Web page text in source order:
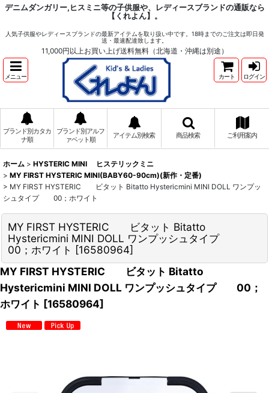
デニムダンガリー,ヒスミニ等の子供服や、レディースブランドの通販なら
【くれよん】。
人気子供服やレディースブランドの最新アイテムを取り扱い中です。18時までのご注文は即日発
送・最速配達致します。
11,000円以上お買い上げ送料無料（北海道・沖縄は別途）
メニュー カート ログイン
ブランド別カタカ
ナ順
ブランド別アルフ
ァベット順
アイテム別検索 商品検索 ご利用案内
ホーム > HYSTERIC MINI ヒステリックミニ
> MY FIRST HYSTERIC MINI(BABY60-90cm)(新作・定番)
> MY FIRST HYSTERIC ビタット Bitatto Hystericmini MINI DOLL ワンプッ
シュタイプ 00；ホワイト
MY FIRST HYSTERIC ビタット Bitatto
Hystericmini MINI DOLL ワンプッシュタイプ
00；ホワイト [16580964]
MY FIRST HYSTERIC ビタット Bitatto
Hystericmini MINI DOLL ワンプッシュタイプ 00；
ホワイト [16580964]